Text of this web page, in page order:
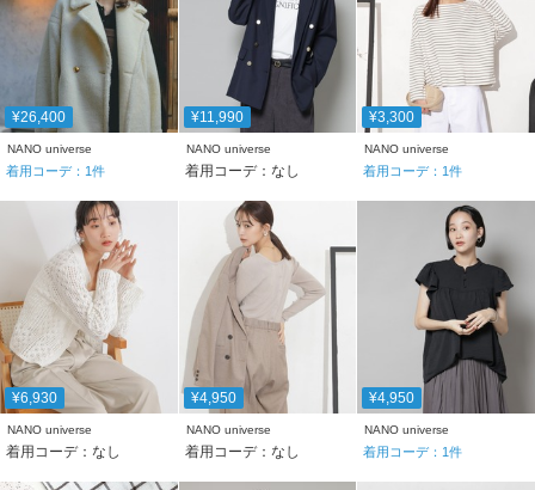
¥26,400
NANO universe
着用コーデ： 1件
¥11,990
NANO universe
着用コーデ：なし
¥3,300
NANO universe
着用コーデ： 1件
¥6,930
NANO universe
着用コーデ：なし
¥4,950
NANO universe
着用コーデ：なし
¥4,950
NANO universe
着用コーデ： 1件